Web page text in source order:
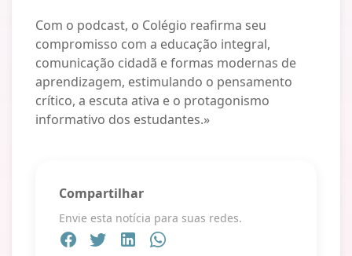
Com o podcast, o Colégio reafirma seu
compromisso com a educação integral,
comunicação cidadã e formas modernas de
aprendizagem, estimulando o pensamento
crítico, a escuta ativa e o protagonismo
informativo dos estudantes.»
Compartilhar
Envie esta notícia para suas redes.